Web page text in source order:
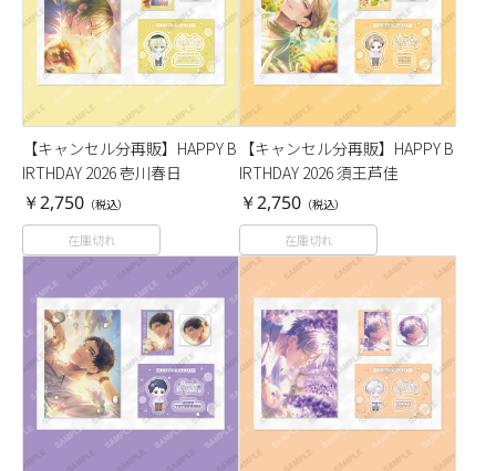
【キャンセル分再販】HAPPY B
IRTHDAY 2026 壱川春日
￥2,750 （税込）
在庫切れ
【キャンセル分再販】HAPPY B
IRTHDAY 2026 須王芦佳
￥2,750 （税込）
在庫切れ